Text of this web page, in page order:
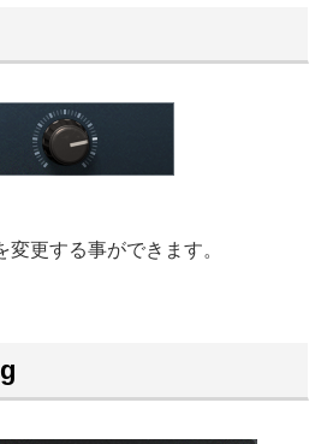
更する事ができます。